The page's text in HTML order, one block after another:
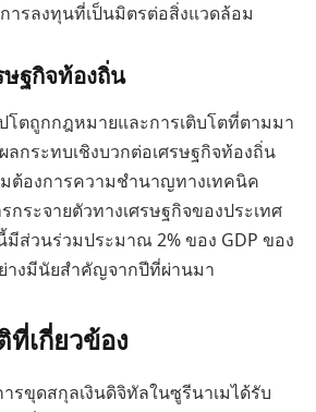
ารลงทุนที่เป็นมิตรต่อสิ่งแวดล้อม
ฐกิจท้องถิ่น
โตถูกกฎหมายและการเติบโตที่ตามมา
กระทบเชิงบวกต่อเศรษฐกิจท้องถิ่น
ต้องการความชำนาญทางเทคนิค
ระจายตัวทางเศรษฐกิจของประเทศ
ส่วนร่วมประมาณ 2% ของ GDP ของ
างมีนัยสำคัญจากปีที่ผ่านมา
เกี่ยวข้อง
รขุดสกุลเงินดิจิทัลในซูรีนาเมได้รับ